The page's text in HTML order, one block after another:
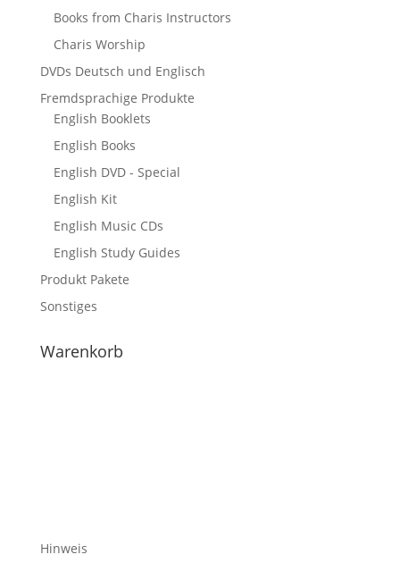
Books from Charis Instructors
Charis Worship
DVDs Deutsch und Englisch
Fremdsprachige Produkte
English Booklets
English Books
English DVD - Special
English Kit
English Music CDs
English Study Guides
Produkt Pakete
Sonstiges
Warenkorb
Hinweis